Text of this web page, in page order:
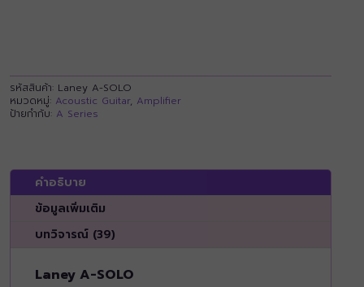
รหัสสินค้า: Laney A-SOLO
หมวดหมู่: Acoustic Guitar, Amplifier
ป้ายกำกับ: A Series
คำอธิบาย
ข้อมูลเพิ่มเติม
บทวิจารณ์ (39)
Laney A-SOLO